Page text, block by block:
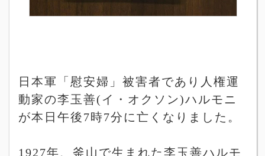
日本軍「慰安婦」被害者であり人権運
動家の李玉善( イ・オクソン)ハルモニ
が本日午後7時7分に亡くなりました。
1927年、釜山で生まれた李玉善ハルモ